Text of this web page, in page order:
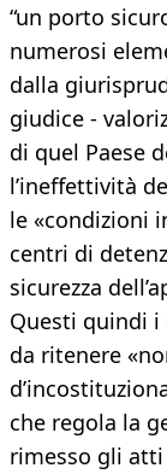
“un porto
numerosi
dalla
giudice -
di quel Paese
l’ineffettività
le «condizioni
centri di
sicurezza
Questi quindi
da ritenere
che regola la
rimesso gli